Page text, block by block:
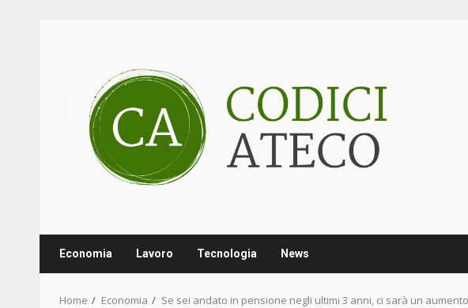
Economia Lavoro Tecnologia News
Home Economia Se sei andato in pensione negli ultimi 3 anni, ci sarà un